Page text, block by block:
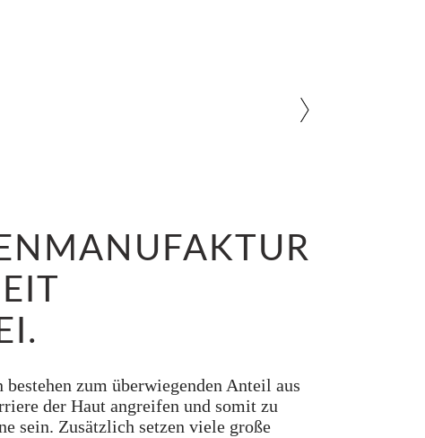
zum überwiegenden Anteil aus
der Haut angreifen und somit zu
sein. Zusätzlich setzen viele große